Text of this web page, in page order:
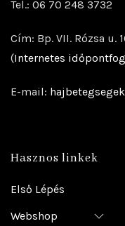
Tel.: 06 70 248 3732
Cím: Bp. VII. Rózsa u.
(Internetes
E-mail:
Hasznos linkek
Első Lépés
Webshop